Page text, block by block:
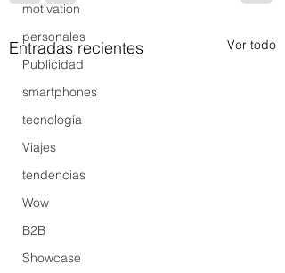
motivation
personales
Publicidad
smartphones
tecnología
Viajes
tendencias
Wow
B2B
Showcase
Entradas recientes Ver todo